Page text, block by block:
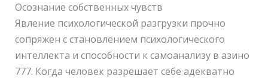
Осознание собственных чувств
Явление психологической разгрузки прочно
сопряжен с становлением психологического
интеллекта и способности к самоанализу в азино
777. Когда человек разрешает себе адекватно